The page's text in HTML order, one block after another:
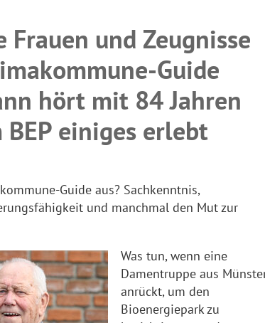
und Zeugnisse
Guide
hört mit 84 Jahren
einiges erlebt
Guide aus? Sachkenntnis,
und manchmal den Mut zur
Was tun, wenn eine
Damentruppe aus
anrückt, um den
Bioenergiepark zu